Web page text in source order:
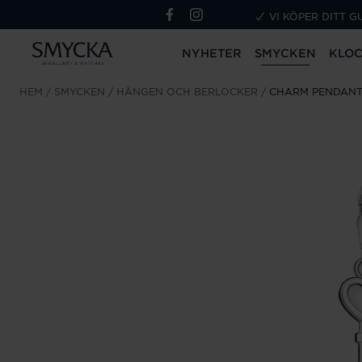
VI KÖPER DITT
NYHETER SMYCKEN
HEM SMYCKEN HÄNGEN OCH BERLOCKER CHARM